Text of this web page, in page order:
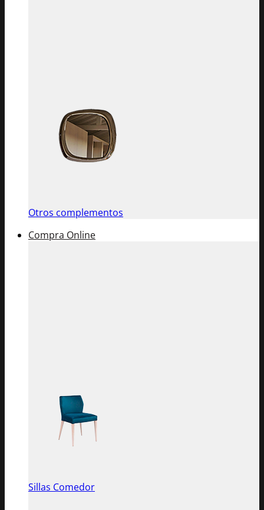
Otros complementos
Compra Online
Sillas Comedor